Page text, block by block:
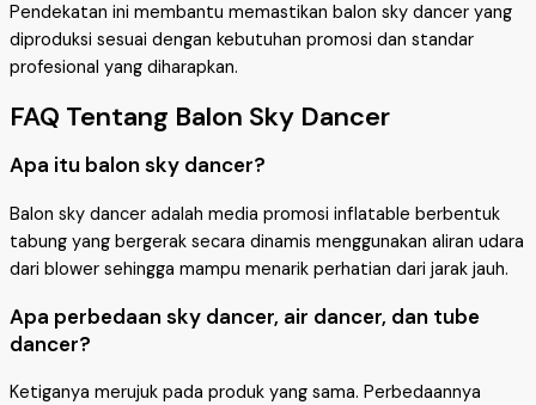
Pendekatan ini membantu memastikan balon sky dancer yang
diproduksi sesuai dengan kebutuhan promosi dan standar
profesional yang diharapkan.
FAQ Tentang Balon Sky Dancer
Apa itu balon sky dancer?
Balon sky dancer adalah media promosi inflatable berbentuk
tabung yang bergerak secara dinamis menggunakan aliran udara
dari blower sehingga mampu menarik perhatian dari jarak jauh.
Apa perbedaan sky dancer, air dancer, dan tube
dancer?
Ketiganya merujuk pada produk yang sama. Perbedaannya